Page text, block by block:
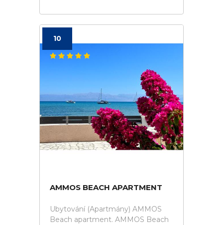
10
AMMOS BEACH APARTMENT
Ubytování (Apartmány) AMMOS
Beach apartment. AMMOS Beach